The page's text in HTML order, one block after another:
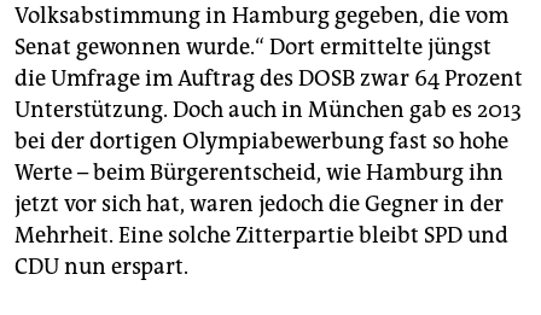
Volksabstimmung in Hamburg gegeben, die vom
Senat gewonnen wurde.“ Dort ermittelte jüngst
die Umfrage im Auftrag des DOSB zwar 64 Prozent
Unterstützung. Doch auch in München gab es 2013
bei der dortigen Olympiabewerbung fast so hohe
Werte – beim Bürgerentscheid, wie Hamburg ihn
jetzt vor sich hat, waren jedoch die Gegner in der
Mehrheit. Eine solche Zitterpartie bleibt SPD und
CDU nun erspart.